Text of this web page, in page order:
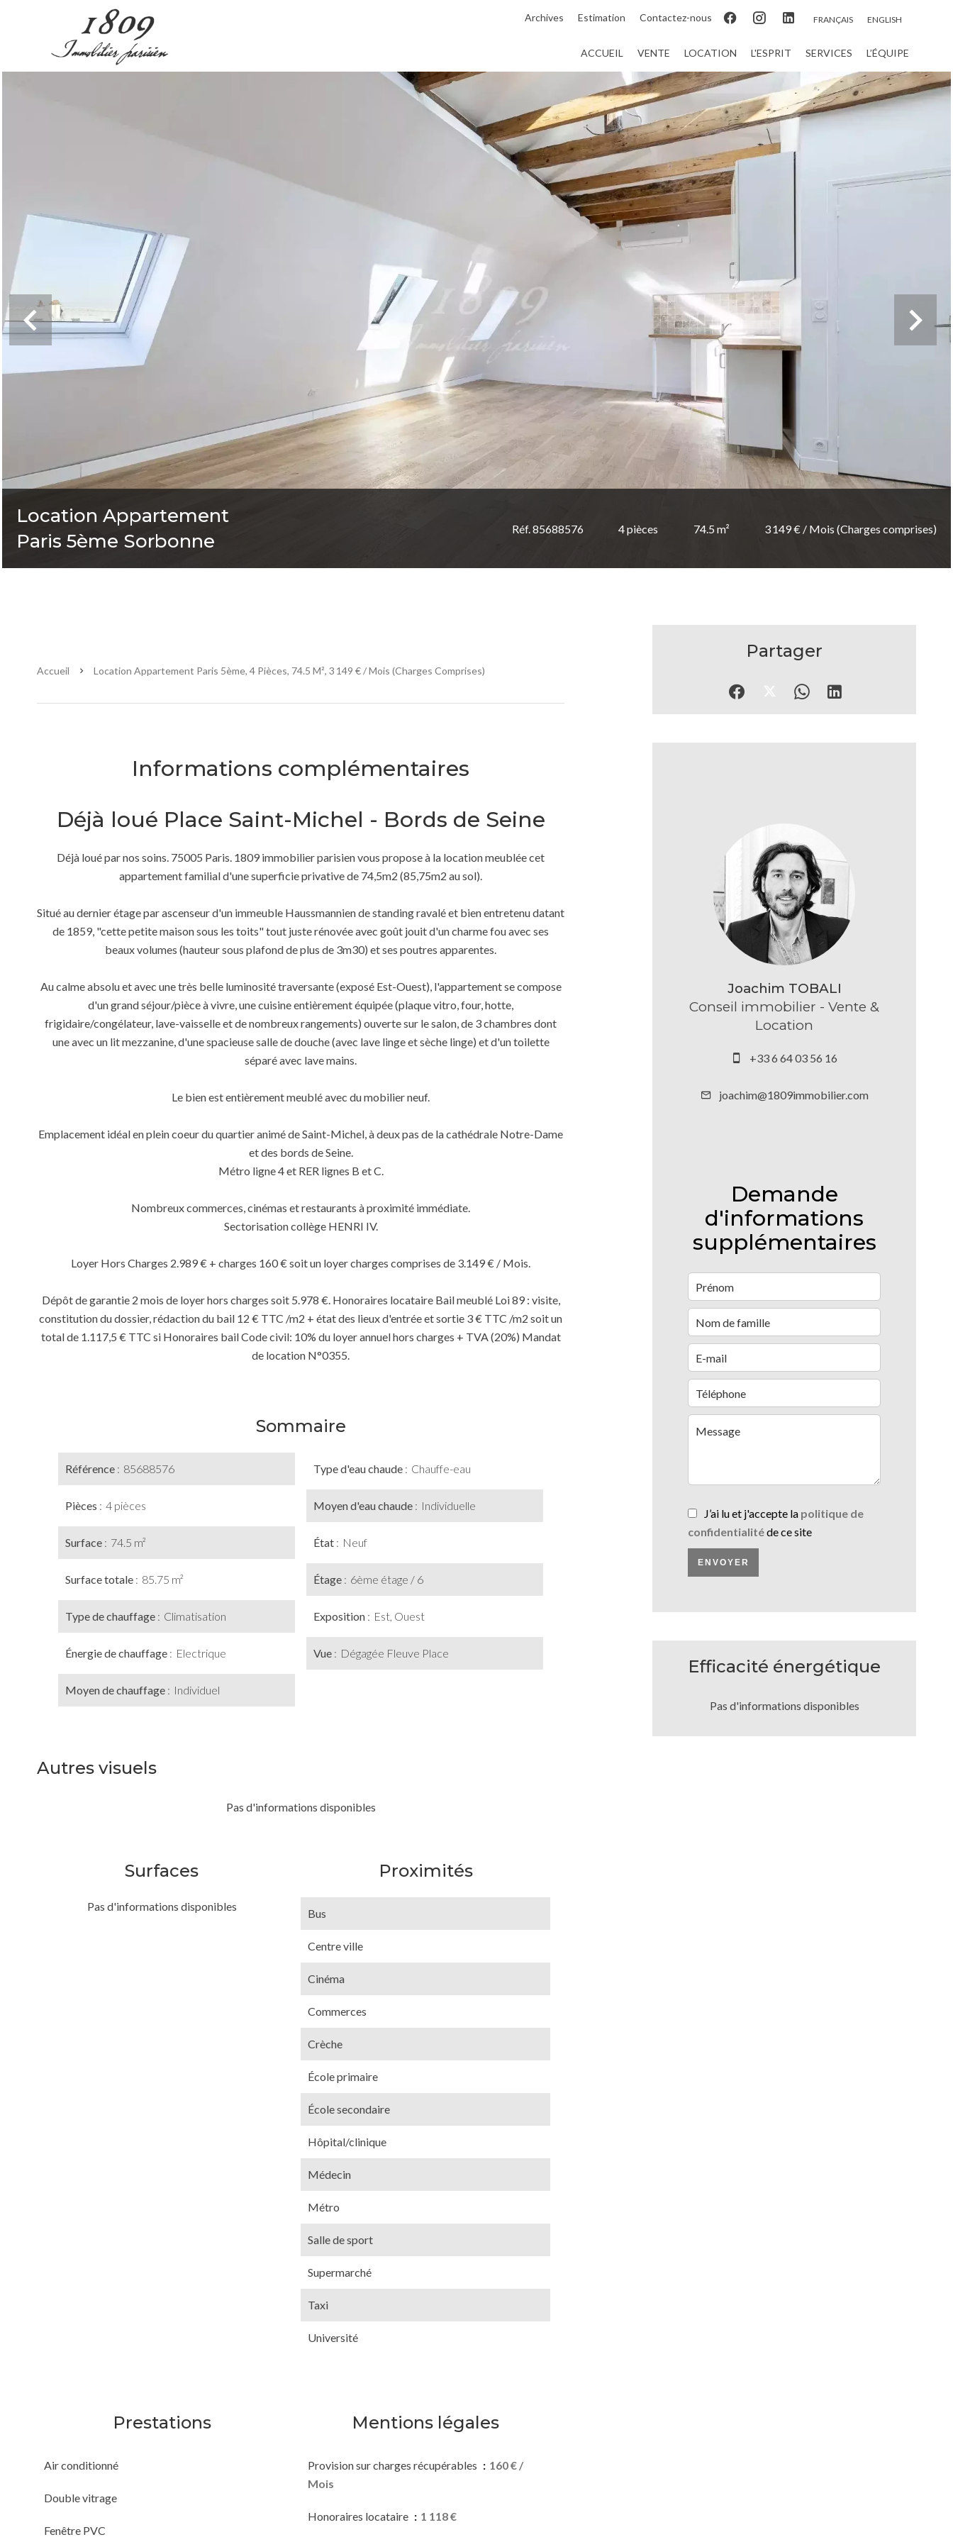
Archives Estimation Contactez-nous FRANÇAIS ENGLISH
ACCUEIL VENTE LOCATION L'ESPRIT SERVICES L’ÉQUIPE
Location Appartement
Paris 5ème Sorbonne
Réf. 85688576 4 pièces 74.5 m² 3 149 € / Mois (Charges comprises)
Accueil Location Appartement Paris 5ème, 4 Pièces, 74.5 M², 3 149 € / Mois (Charges Comprises)
Informations complémentaires
Déjà loué Place Saint-Michel - Bords de Seine
Déjà loué par nos soins. 75005 Paris. 1809 immobilier parisien vous propose à la location meublée cet
appartement familial d'une superficie privative de 74,5m2 (85,75m2 au sol).
Situé au dernier étage par ascenseur d'un immeuble Haussmannien de standing ravalé et bien entretenu datant
de 1859, "cette petite maison sous les toits" tout juste rénovée avec goût jouit d'un charme fou avec ses
beaux volumes (hauteur sous plafond de plus de 3m30) et ses poutres apparentes.
Au calme absolu et avec une très belle luminosité traversante (exposé Est-Ouest), l'appartement se compose
d'un grand séjour/pièce à vivre, une cuisine entièrement équipée (plaque vitro, four, hotte,
frigidaire/congélateur, lave-vaisselle et de nombreux rangements) ouverte sur le salon, de 3 chambres dont
une avec un lit mezzanine, d'une spacieuse salle de douche (avec lave linge et sèche linge) et d'un toilette
séparé avec lave mains.
Le bien est entièrement meublé avec du mobilier neuf.
Emplacement idéal en plein coeur du quartier animé de Saint-Michel, à deux pas de la cathédrale Notre-Dame
et des bords de Seine.
Métro ligne 4 et RER lignes B et C.
Nombreux commerces, cinémas et restaurants à proximité immédiate.
Sectorisation collège HENRI IV.
Loyer Hors Charges 2.989 € + charges 160 € soit un loyer charges comprises de 3.149 € / Mois.
Dépôt de garantie 2 mois de loyer hors charges soit 5.978 €. Honoraires locataire Bail meublé Loi 89 : visite,
constitution du dossier, rédaction du bail 12 € TTC /m2 + état des lieux d'entrée et sortie 3 € TTC /m2 soit un
total de 1.117,5 € TTC si Honoraires bail Code civil: 10% du loyer annuel hors charges + TVA (20%) Mandat
de location N°0355.
Sommaire
Référence 85688576
Pièces 4 pièces
Surface 74.5 m²
Surface totale 85.75 m²
Type de chauffage Climatisation
Énergie de chauffage Electrique
Moyen de chauffage Individuel
Type d'eau chaude Chauffe-eau
Moyen d'eau chaude Individuelle
État Neuf
Étage 6ème étage / 6
Exposition Est, Ouest
Vue Dégagée Fleuve Place
Autres visuels
Pas d'informations disponibles
Surfaces
Pas d'informations disponibles
Proximités
Bus
Centre ville
Cinéma
Commerces
Crèche
École primaire
École secondaire
Hôpital/clinique
Médecin
Métro
Salle de sport
Supermarché
Taxi
Université
Prestations
Air conditionné
Double vitrage
Fenêtre PVC
Mentions légales
Provision sur charges récupérables
160 € /
Mois
Honoraires locataire 1 118 €
Partager
Joachim TOBALI
Conseil immobilier - Vente &
Location
+33 6 64 03 56 16
joachim@1809immobilier.com
Demande
d'informations
supplémentaires
J’ai lu et j'accepte la politique de
confidentialitéde ce site
ENVOYER
Efficacité énergétique
Pas d'informations disponibles